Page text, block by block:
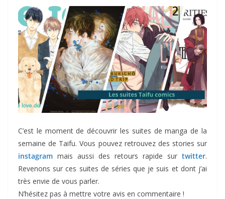
C’est le moment de découvrir les suites de manga de la
semaine de Taifu. Vous pouvez retrouvez des stories sur
instagram mais aussi des retours rapide sur twitter.
Revenons sur ces suites de séries que je suis et dont j’ai
très envie de vous parler.
N’hésitez pas à mettre votre avis en commentaire !